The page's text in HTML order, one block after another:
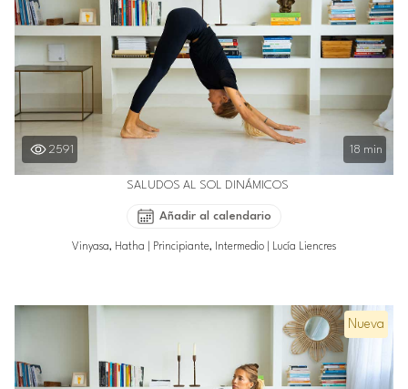
2591 18 min
SALUDOS AL SOL DINÁMICOS
Añadir al calendario
Vinyasa, Hatha Principiante, Intermedio Lucía Liencres
Nueva